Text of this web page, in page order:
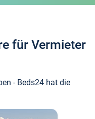
für Vermieter
- Beds24 hat die